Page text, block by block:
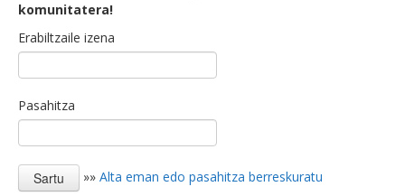
komunitatera!
Erabiltzaile izena
Pasahitza
»» Alta eman edo pasahitza berreskuratu